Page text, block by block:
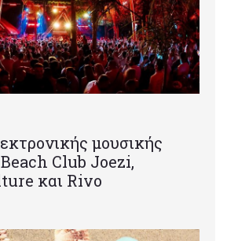
μουσικής
Club Joezi,
και Rivo